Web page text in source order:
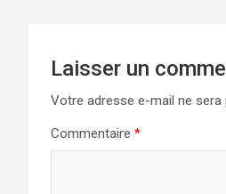
Laisser un
Votre adresse e-mail ne sera
Commentaire *